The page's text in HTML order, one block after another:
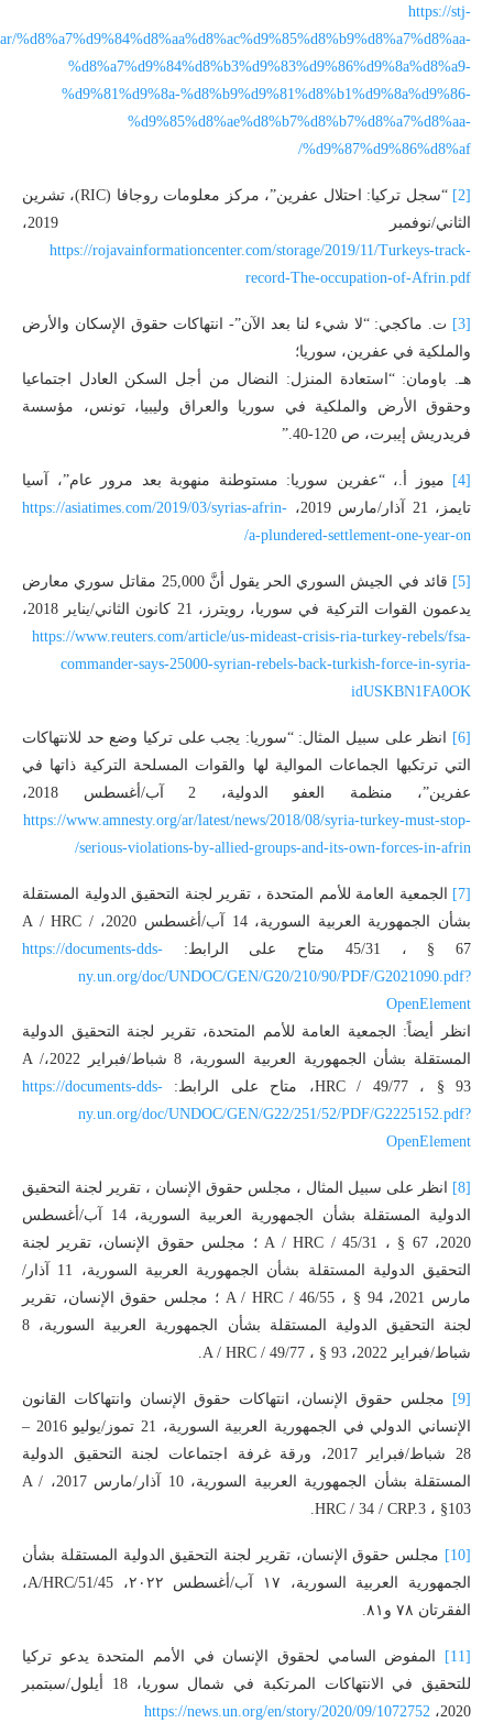
https://stj-
%d8%a7%d9%84%d8%aa%d8%ac%d9%85%d8%b9%d8%a7%d8%aa-
%d8%a7%d9%84%d8%b3%d9%83%d9%86%d9%8a%d8%a9-
%d9%81%d9%8a-%d8%b9%d9%81%d8%b1%d9%8a%d9%86-
%d9%85%d8%ae%d8%b7%d8%b7%d8%a7%d8%aa-
%d9%87%d9%86%d8%af/
[2]
“سجل تركيا: احتلال عفرين”، مركز معلومات روجافا (RIC)، تشرين
الثاني/نوفمبر 2019،
https://rojavainformationcenter.com/storage/2019/11/Turkeys-track-
record-The-occupation-of-Afrin.pdf
[3]
ت. ماكجي: “لا شيء لنا بعد الآن”- انتهاكات حقوق الإسكان والأرض
والملكية في عفرين، سوريا؛
هـ. باومان: “استعادة المنزل: النضال من أجل السكن العادل اجتماعيا
وحقوق الأرض والملكية في سوريا والعراق وليبيا، تونس، مؤسسة
فريدريش إيبرت، ص 120-40.”
[4]
ميوز أ.، “عفرين سوريا: مستوطنة منهوبة بعد مرور عام”، آسيا
تايمز، 21 آذار/مارس 2019،
https://asiatimes.com/2019/03/syrias-afrin-
a-plundered-settlement-one-year-on/
[5]
قائد في الجيش السوري الحر يقول أنَّ 25,000 مقاتل سوري معارض
يدعمون القوات التركية في سوريا، رويترز، 21 كانون الثاني/يناير 2018،
https://www.reuters.com/article/us-mideast-crisis-ria-turkey-rebels/fsa-
commander-says-25000-syrian-rebels-back-turkish-force-in-syria-
idUSKBN1FA0OK
[6]
انظر على سبيل المثال: “سوريا: يجب على تركيا وضع حد للانتهاكات
التي ترتكبها الجماعات الموالية لها والقوات المسلحة التركية ذاتها في
عفرين”، منظمة العفو الدولية، 2 آب/أغسطس 2018،
https://www.amnesty.org/ar/latest/news/2018/08/syria-turkey-must-stop-
serious-violations-by-allied-groups-and-its-own-forces-in-afrin/
[7]
الجمعية العامة للأمم المتحدة ، تقرير لجنة التحقيق الدولية المستقلة
بشأن الجمهورية العربية السورية، 14 آب/أغسطس 2020، A / HRC /
45/31 ، § 67 متاح على الرابط:
https://documents-dds-
ny.un.org/doc/UNDOC/GEN/G20/210/90/PDF/G2021090.pdf?
OpenElement
انظر أيضاً: الجمعية العامة للأمم المتحدة، تقرير لجنة التحقيق الدولية
المستقلة بشأن الجمهورية العربية السورية، 8 شباط/فبراير 2022،A /
HRC / 49/77 ، § 93، متاح على الرابط:
https://documents-dds-
ny.un.org/doc/UNDOC/GEN/G22/251/52/PDF/G2225152.pdf?
OpenElement
[8]
انظر على سبيل المثال ، مجلس حقوق الإنسان ، تقرير لجنة التحقيق
الدولية المستقلة بشأن الجمهورية العربية السورية، 14 آب/أغسطس
2020، A / HRC / 45/31 ، § 67 ؛ مجلس حقوق الإنسان، تقرير لجنة
التحقيق الدولية المستقلة بشأن الجمهورية العربية السورية، 11 آذار/
مارس 2021، A / HRC / 46/55 ، § 94 ؛ مجلس حقوق الإنسان، تقرير
لجنة التحقيق الدولية المستقلة بشأن الجمهورية العربية السورية، 8
شباط/فبراير 2022، A / HRC / 49/77 ، § 93.
[9]
مجلس حقوق الإنسان، انتهاكات حقوق الإنسان وانتهاكات القانون
الإنساني الدولي في الجمهورية العربية السورية، 21 تموز/يوليو 2016 –
28 شباط/فبراير 2017، ورقة غرفة اجتماعات لجنة التحقيق الدولية
المستقلة بشأن الجمهورية العربية السورية، 10 آذار/مارس 2017، A /
HRC / 34 / CRP.3 ، §103.
[10]
مجلس حقوق الإنسان، تقرير لجنة التحقيق الدولية المستقلة بشأن
الجمهورية العربية السورية، ١٧ آب/أغسطس ٢٠٢٢، A/HRC/51/45،
الفقرتان ٧٨ و٨١.
[11]
المفوض السامي لحقوق الإنسان في الأمم المتحدة يدعو تركيا
للتحقيق في الانتهاكات المرتكبة في شمال سوريا، 18 أيلول/سبتمبر
2020،
https://news.un.org/en/story/2020/09/1072752